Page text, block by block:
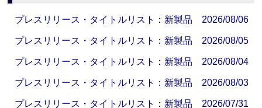
プレスリリース・タイトルリスト：新製品 2026/08/06
プレスリリース・タイトルリスト：新製品 2026/08/05
プレスリリース・タイトルリスト：新製品 2026/08/04
プレスリリース・タイトルリスト：新製品 2026/08/03
プレスリリース・タイトルリスト：新製品 2026/07/31